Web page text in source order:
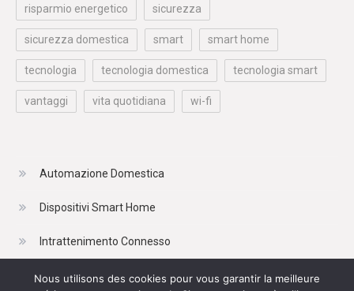
risparmio energetico sicurezza
sicurezza domestica smart smart home
tecnologia tecnologia domestica tecnologia smart
vantaggi vita quotidiana wi-fi
Automazione Domestica
Dispositivi Smart Home
Intrattenimento Connesso
Risparmio Energetico
Nous utilisons des cookies pour vous garantir la meilleure